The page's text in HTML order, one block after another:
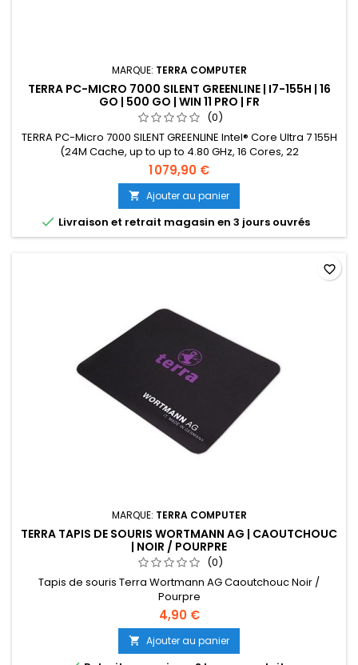
MARQUE: TERRA COMPUTER
TERRA PC-MICRO 7000 SILENT GREENLINE | I7-155H | 16
GO | 500 GO | WIN 11 PRO | FR
(0)
TERRA PC-Micro 7000 SILENT GREENLINE Intel® Core Ultra 7 155H
(24M Cache, up to up to 4.80 GHz, 16 Cores, 22
Threads)Windows 11 Pro16 Go Mémoire interneBusiness
Micro/ Mini Format position de marchéQuantité de ports de la
carte graphique 2x HDMI 2.1 TMDS Compatible, 2x DP 1.4a via
Type Csupports Quad-MonitoringCapacité disque dur 1 x 500
Go - SSD
1 079,90 €
 Ajouter au panier
 Livraison et retrait magasin en 3 jours ouvrés
MARQUE: TERRA COMPUTER
TERRA TAPIS DE SOURIS WORTMANN AG | CAOUTCHOUC
| NOIR / POURPRE
(0)
Tapis de souris Terra Wortmann AG Caoutchouc Noir /
Pourpre
4,90 €
 Ajouter au panier
favorite_border